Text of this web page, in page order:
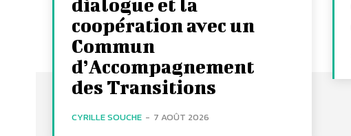
dialogue et la
coopération avec un
Commun
d’Accompagnement
des Transitions
CYRILLE SOUCHE - 7 AOÛT 2026